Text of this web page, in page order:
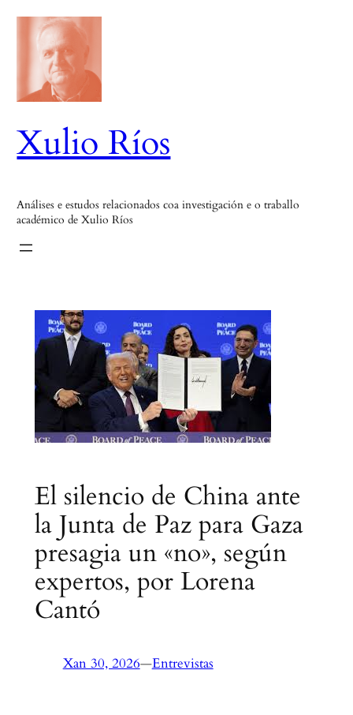
Saltar
contido
Xulio Ríos
Análises e estudos relacionados coa investigación e o traballo
académico de Xulio Ríos
El silencio de China ante
la Junta de Paz para Gaza
presagia un «no», según
expertos, por Lorena
Cantó
Xan 30, 2026—Entrevistas